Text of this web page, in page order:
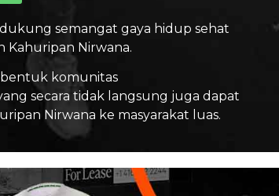
semangat gaya hidup sehat
Kahuripan Nirwana.
komunitas
secara tidak langsung juga dapat
Nirwana ke masyarakat luas.